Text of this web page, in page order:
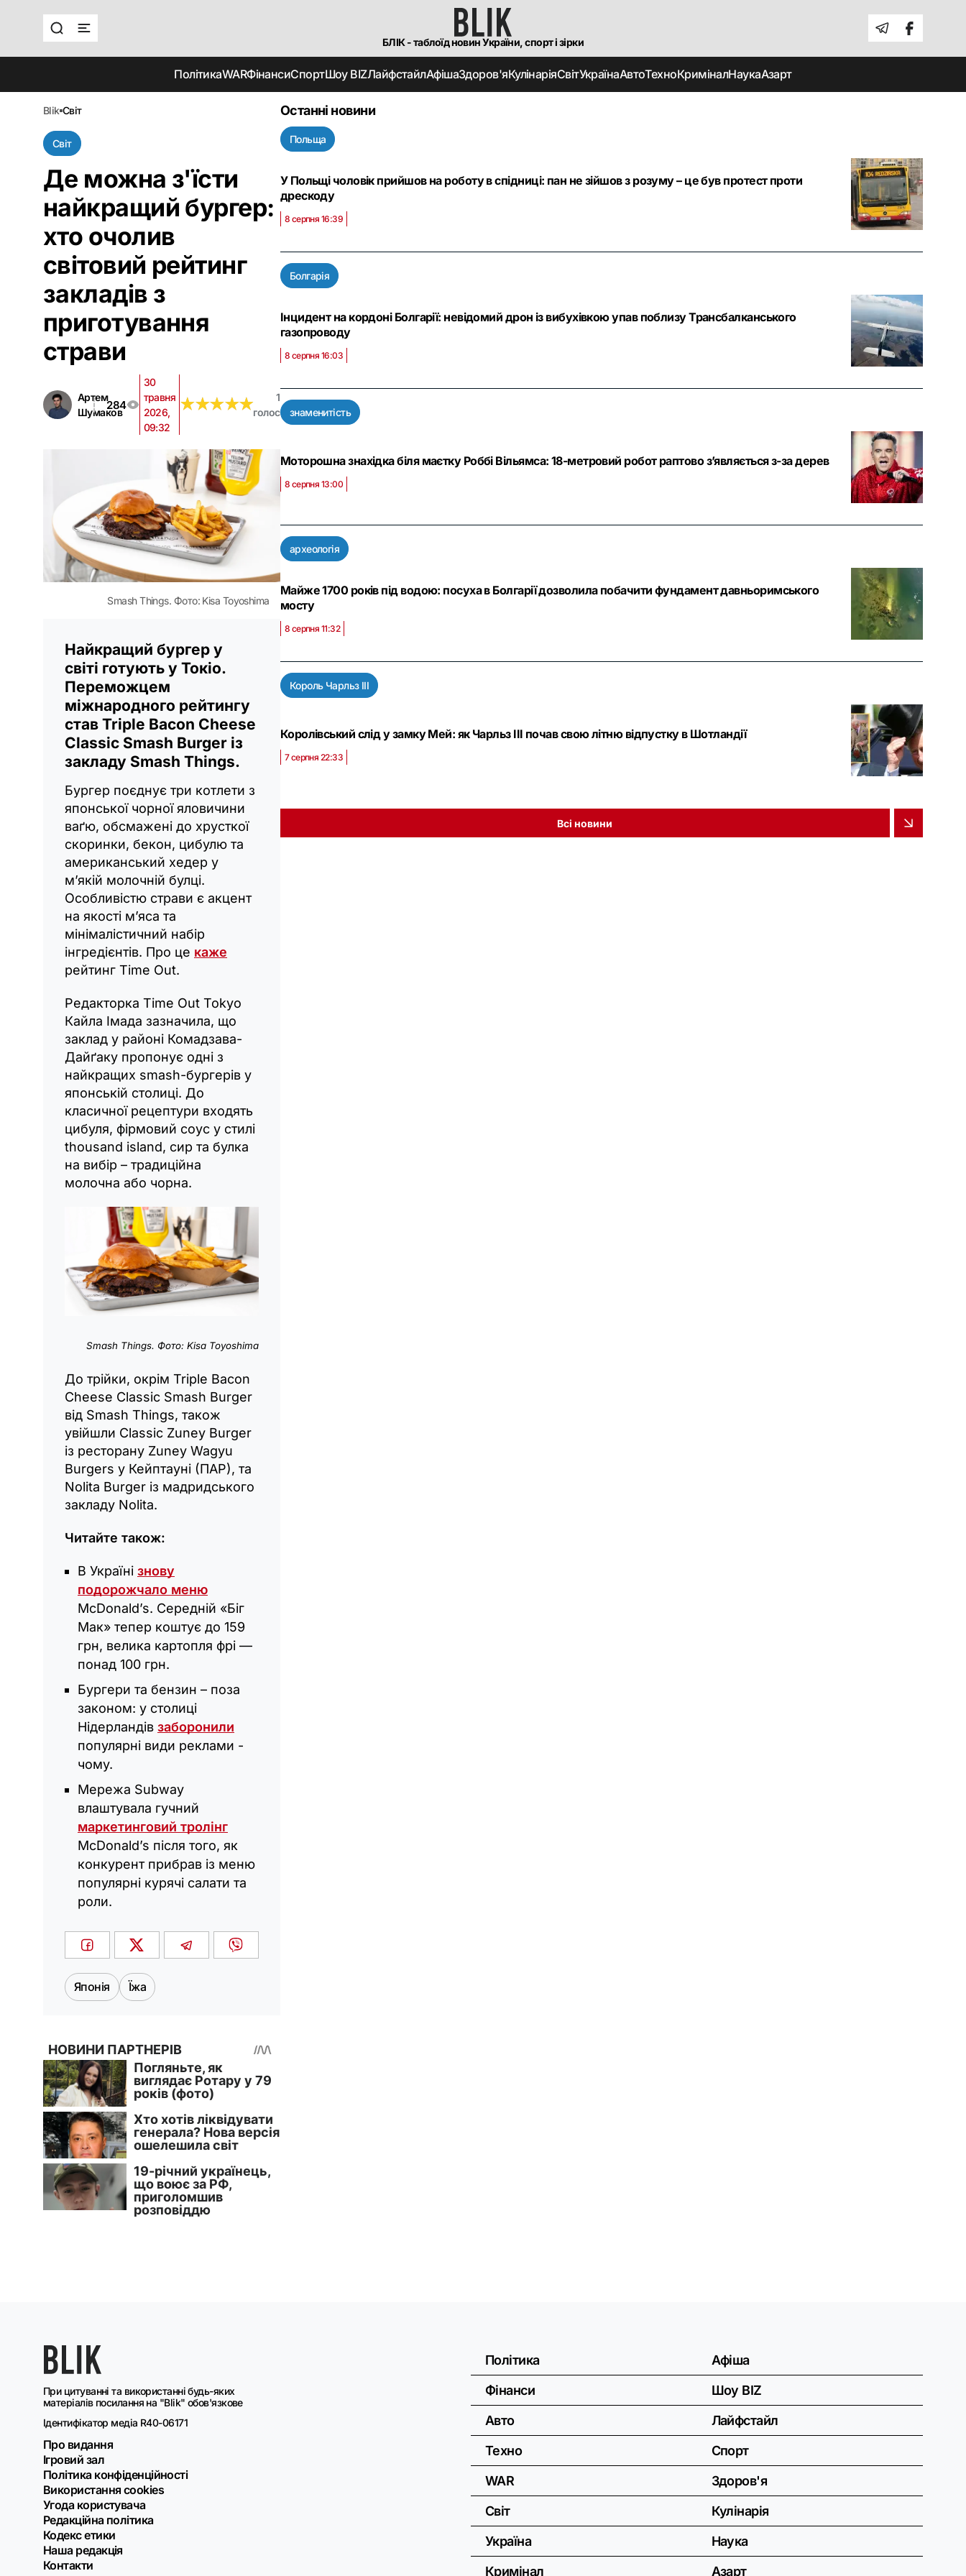
БЛІК - таблоїд новин України, спорт і зірки
ПолітикаWARФінансиСпортШоу BIZЛайфстайлАфішаЗдоров'яКулінаріяСвітУкраїнаАвтоТехноКриміналНаукаАзарт
blik світ
Світ
Де можна з'їсти
найкращий бургер:
хто очолив
світовий рейтинг
закладів з
приготування
страви
Артем
Шумаков
284
30
травня
2026,
09:32
★★★★★
★★★★★
1
голос
Smash Things. Фото: Kisa Toyoshima
Найкращий бургер у
світі готують у Токіо.
Переможцем
міжнародного рейтингу
став Triple Bacon Cheese
Classic Smash Burger із
закладу Smash Things.
Бургер поєднує три котлети з
японської чорної яловичини
ваґю, обсмажені до хрусткої
скоринки, бекон, цибулю та
американський хедер у
м’якій молочній булці.
Особливістю страви є акцент
на якості м’яса та
мінімалістичний набір
інгредієнтів. Про це каже
рейтинг Time Out.
Редакторка Time Out Tokyo
Кайла Імада зазначила, що
заклад у районі Комадзава-
Дайґаку пропонує одні з
найкращих smash-бургерів у
японській столиці. До
класичної рецептури входять
цибуля, фірмовий соус у стилі
thousand island, сир та булка
на вибір – традиційна
молочна або чорна.
Smash Things. Фото: Kisa Toyoshima
До трійки, окрім Triple Bacon
Cheese Classic Smash Burger
від Smash Things, також
увійшли Classic Zuney Burger
із ресторану Zuney Wagyu
Burgers у Кейптауні (ПАР), та
Nolita Burger із мадридського
закладу Nolita.
Читайте також:
В Україні знову
подорожчало меню
McDonald’s. Середній «Біг
Мак» тепер коштує до 159
грн, велика картопля фрі —
понад 100 грн.
Бургери та бензин – поза
законом: у столиці
Нідерландів заборонили
популярні види реклами -
чому.
Мережа Subway
влаштувала гучний
маркетинговий тролінг
McDonald’s після того, як
конкурент прибрав із меню
популярні курячі салати та
роли.
Японія Їжа
Останні новини
Польща
У Польщі чоловік прийшов на роботу в спідниці: пан не зійшов з розуму – це був протест проти
дрескоду
8 серпня 16:39
Болгарія
Інцидент на кордоні Болгарії: невідомий дрон із вибухівкою упав поблизу Трансбалканського
газопроводу
8 серпня 16:03
знаменитість
Моторошна знахідка біля маєтку Роббі Вільямса: 18-метровий робот раптово з’являється з-за дерев
8 серпня 13:00
археологія
Майже 1700 років під водою: посуха в Болгарії дозволила побачити фундамент давньоримського
мосту
8 серпня 11:32
Король Чарльз III
Королівський слід у замку Мей: як Чарльз III почав свою літню відпустку в Шотландії
7 серпня 22:33
Всі новини
При цитуванні та використанні будь-яких
матеріалів посилання на "Blik" обов'язкове
Ідентифікатор медіа R40-06171
Про видання
Ігровий зал
Політика конфіденційності
Використання cookies
Угода користувача
Редакційна політика
Кодекс етики
Наша редакція
Контакти
Політика
Фінанси
Авто
Техно
WAR
Світ
Україна
Кримінал
Афіша
Шоу BIZ
Лайфстайл
Спорт
Здоров'я
Кулінарія
Наука
Азарт